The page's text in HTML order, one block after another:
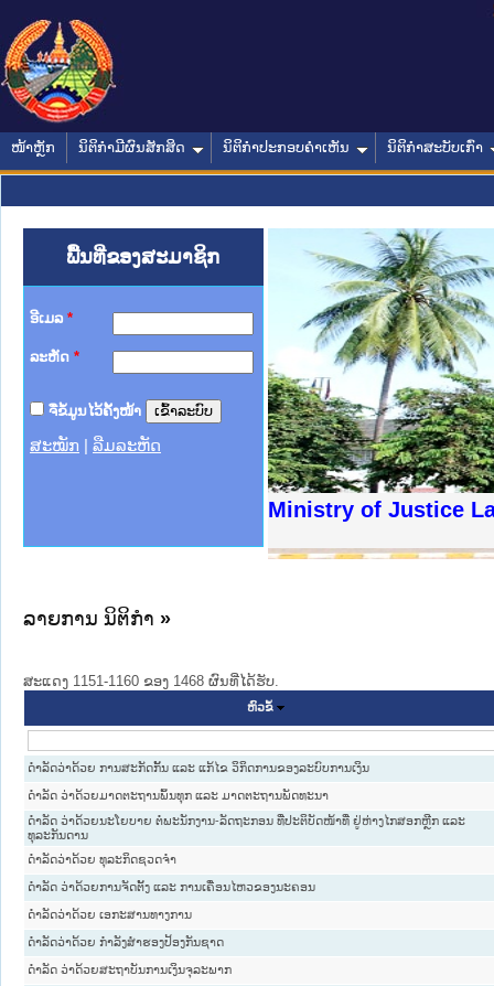
ໜ້າຫຼັກ ນິຕິກໍາມີຜົນສັກສິດ ນິຕິກໍາປະກອບຄໍາເຫັນ ນິຕິກໍາສະບັບເກົ່າ
ພື້ນທີ່ຂອງສະມາຊິກ
ອີເມລ *
ລະຫັດ *
ຈື່ຂໍ້ມູນໄວ້ຄັ້ງໜ້າ
ສະໝັກ ລືມລະຫັດ
Ministry of Justice
າຊົນ ພາກເໜືອ
ການ
ກາງ
ໃຕ້
ຕຳຫຼວດປະຊາຊົນ
ສັນຕິບານປະຊາຊົນ
ກເໜືອ
າຊົນ ພາກກາງ
ລາຍການ ນິຕິກໍາ »
ສະແດງ 1151-1160 ຂອງ 1468 ຜົນທີ່ໄດ້ຮັບ.
ຫົວຂໍ້
ດຳລັດວ່າດ້ວຍ ການສະກັດກັ້ນ ແລະ ແກ້ໄຂ ວິກິດການຂອງລະບົບການເງິນ
ດໍາລັດ ວ່າດ້ວຍມາດຕະຖານພົ້ນທຸກ ແລະ ມາດຕະຖານພັດທະນາ
ດໍາລັດ ວ່າດ້ວຍນະໂຍບາຍ ຕໍ່ພະນັກງານ-ລັດຖະກອນ ທີ່ປະຕິບັດໜ້າທີ່ ຢູ່ຫ່າງໄກສອກຫຼີກ ແລະ
ທຸລະກັນດານ
ດຳລັດວ່າດ້ວຍ ທຸລະກິດຊວດຈຳ
ດຳລັດ ວ່າດ້ວຍການຈັດຕັ້ງ ແລະ ການເຄື່ອນໄຫວຂອງນະຄອນ
ດຳລັດວ່າດ້ວຍ ເອກະສານທາງການ
ດຳລັດວ່າດ້ວຍ ກຳລັງສຳຮອງປ້ອງກັນຊາດ
ດໍາລັດ ວ່າດ້ວຍສະຖາບັນການເງິນຈຸລະພາກ